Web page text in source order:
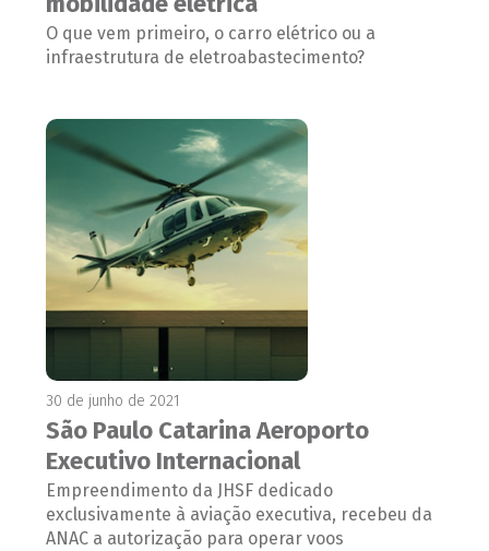
O que vem primeiro, o carro elétrico ou a
infraestrutura de eletroabastecimento?
30 de junho de 2021
São Paulo Catarina Aeroporto
Executivo Internacional
Empreendimento da JHSF dedicado
exclusivamente à aviação executiva, recebeu da
ANAC a autorização para operar voos